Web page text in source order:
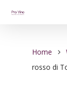
Home
rosso di